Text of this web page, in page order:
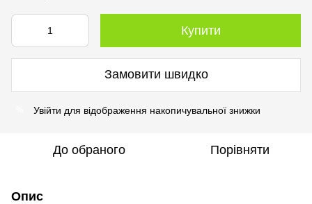
Купити
Замовити швидко
Увійти для відображення накопичувальної знижки
До обраного Порівняти
Опис